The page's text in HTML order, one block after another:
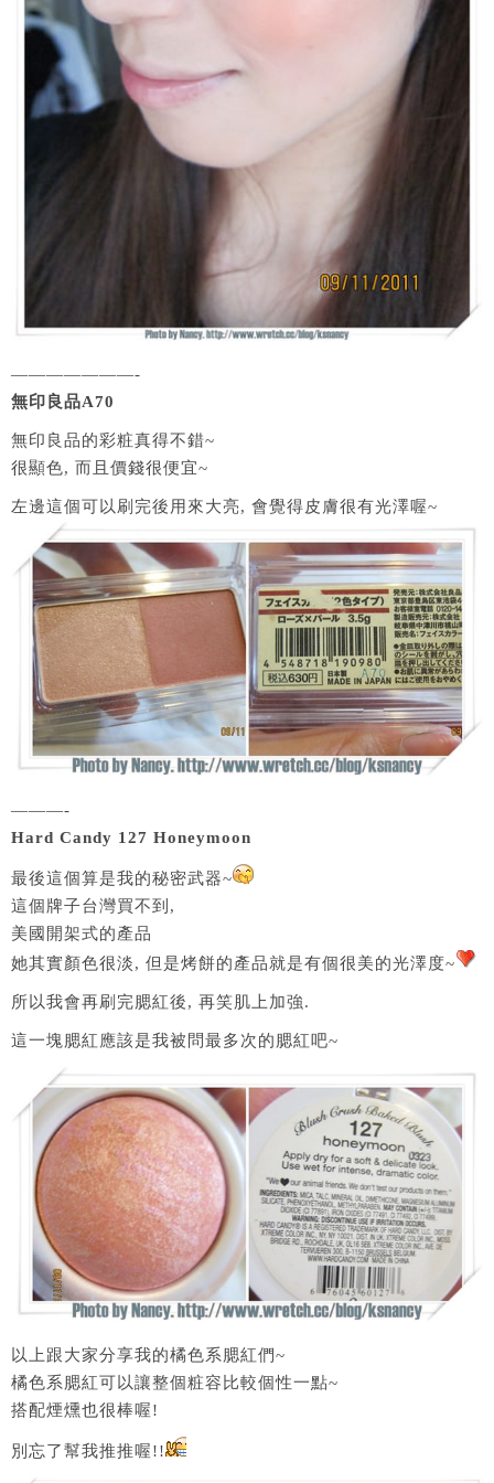
———————-
無印良品A70
無印良品的彩粧真得不錯~
很顯色, 而且價錢很便宜~
左邊這個可以刷完後用來大亮, 會覺得皮膚很有光澤喔~
———-
Hard Candy 127 Honeymoon
最後這個算是我的秘密武器~
這個牌子台灣買不到,
美國開架式的產品
她其實顏色很淡, 但是烤餅的產品就是有個很美的光澤度~
所以我會再刷完腮紅後, 再笑肌上加強.
這一塊腮紅應該是我被問最多次的腮紅吧~
以上跟大家分享我的橘色系腮紅們~
橘色系腮紅可以讓整個粧容比較個性一點~
搭配煙燻也很棒喔!
別忘了幫我推推喔!!